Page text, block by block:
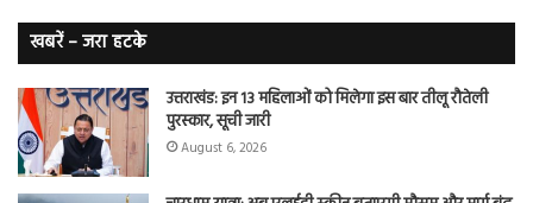
कैंसर का
शिकार
खबरें – जरा हटके
उत्तराखंड: इन 13 महिलाओं को मिलेगा इस बार तीलू रौतेली
पुरस्कार, सूची जारी
August 6, 2026